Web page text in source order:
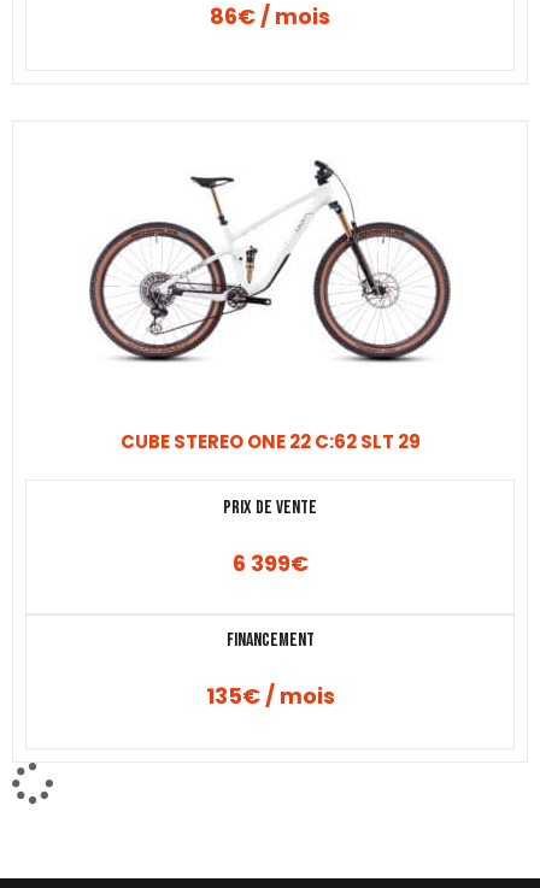
86€ / mois
CUBE STEREO ONE 22 C:62 SLT 29
Prix de vente
6 399€
Financement
135€ / mois